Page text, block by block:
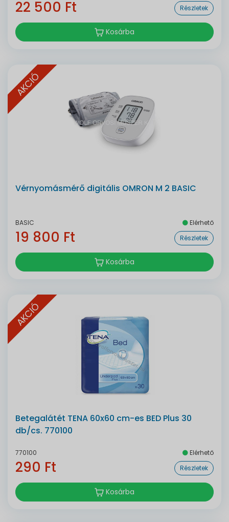
22 500 Ft Részletek
Kosárba
AKCIÓ
Vérnyomásmérő digitális OMRON M 2 BASIC
BASIC Elérhető
19 800 Ft Részletek
Kosárba
AKCIÓ
Betegalátét TENA 60x60 cm-es BED Plus 30
db/cs. 770100
770100 Elérhető
290 Ft Részletek
Kosárba